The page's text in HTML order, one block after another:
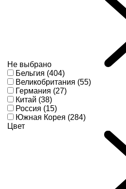
Не выбрано
Бельгия (404)
Великобритания (55)
Германия (27)
Китай (38)
Россия (15)
Южная Корея (284)
Цвет